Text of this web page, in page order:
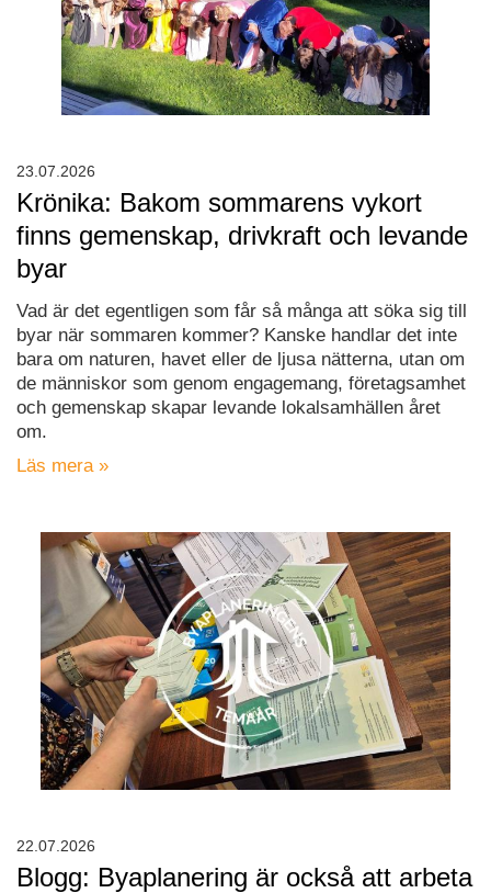
Krönika: Bakom sommarens vykort
finns gemenskap, drivkraft och levande
byar
Vad är det egentligen som får så många att söka sig till
byar när sommaren kommer? Kanske handlar det inte
bara om naturen, havet eller de ljusa nätterna, utan om
de människor som genom engagemang, företagsamhet
och gemenskap skapar levande lokalsamhällen året
om.
Läs mera »
23.07.2026
Blogg: Byaplanering är också att arbeta
22.07.2026